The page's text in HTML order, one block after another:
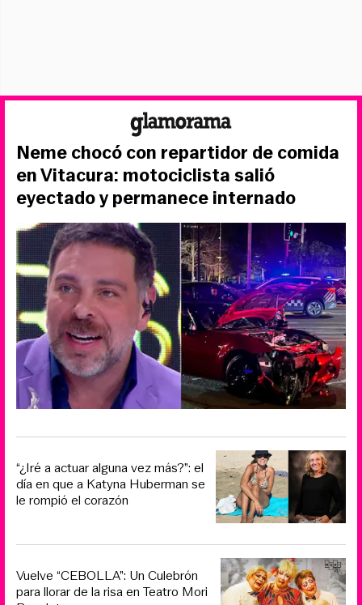
Neme chocó con repartidor de comida
en Vitacura: motociclista salió
eyectado y permanece internado
“¿Iré a actuar alguna vez más?”: el
día en que a Katyna Huberman se
le rompió el corazón
Vuelve “CEBOLLA”: Un Culebrón
para llorar de la risa en Teatro Mori